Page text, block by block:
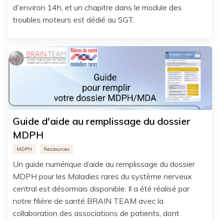
d'environ 14h, et un chapitre dans le module des
troubles moteurs est dédié au SGT.
Guide d'aide au remplissage du dossier
MDPH
MDPH Ressources
Un guide numérique d’aide au remplissage du dossier
MDPH pour les Maladies rares du système nerveux
central est désormais disponible. Il a été réalisé par
notre filière de santé BRAIN TEAM avec la
collaboration des associations de patients, dont